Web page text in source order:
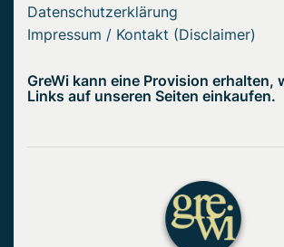
Datenschutzerklärung
Impressum / Kontakt (Disclaimer)
GreWi kann eine Provision erhalten,
Links auf unseren Seiten einkaufen.